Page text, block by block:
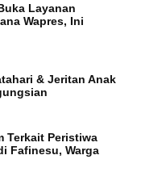
Layanan
Wapres, Ini
& Jeritan Anak
Terkait Peristiwa
Fafinesu, Warga